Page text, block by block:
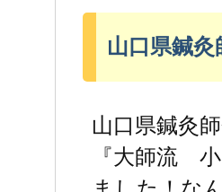
山口県鍼
山口県鍼灸
『大師流